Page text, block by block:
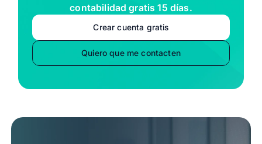
contabilidad gratis 15 días.
Crear cuenta gratis
Quiero que me contacten